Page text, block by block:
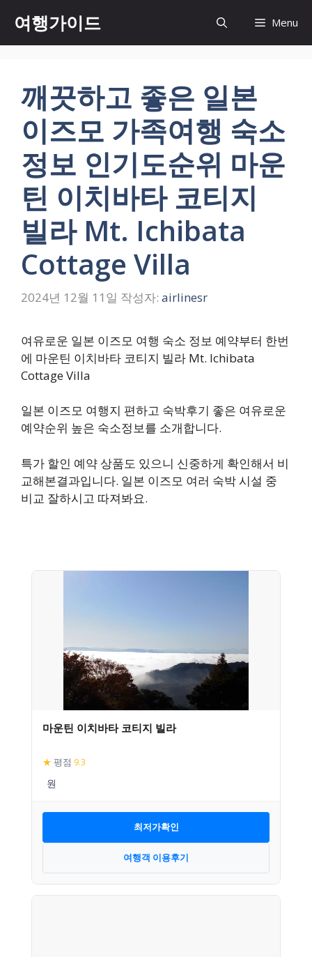
츠
여행가이드 Menu
깨끗하고 좋은 일본
이즈모 가족여행 숙소
정보 인기도순위 마운
틴 이치바타 코티지
빌라 Mt. Ichibata
Cottage Villa
2024년 12월 11일 작성자: airlinesr
여유로운 일본 이즈모 여행 숙소 정보 예약부터 한번
에 마운틴 이치바타 코티지 빌라 Mt. Ichibata
Cottage Villa
일본 이즈모 여행지 편하고 숙박후기 좋은 여유로운
예약순위 높은 숙소정보를 소개합니다.
특가 할인 예약 상품도 있으니 신중하게 확인해서 비
교해본결과입니다. 일본 이즈모 여러 숙박 시설 중
비교 잘하시고 따져봐요.
마운틴 이치바타 코티지 빌라
★ 평점 9.3
최저가확인
여행객 이용후기